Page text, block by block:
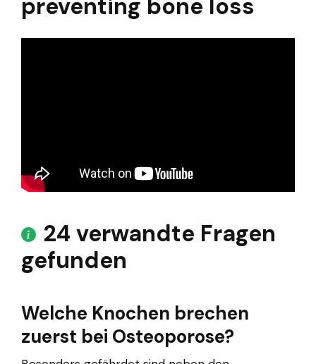
preventing bone loss
24 verwandte Fragen
gefunden
Welche Knochen brechen
zuerst bei Osteoporose?